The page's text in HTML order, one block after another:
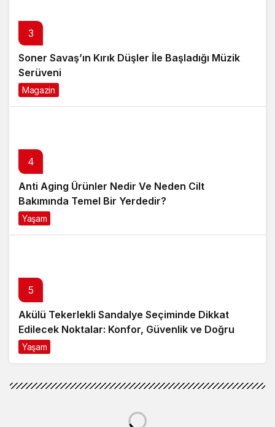
3
Soner Savaş’ın Kırık Düşler İle Başladığı Müzik
Serüveni
Magazin
4
Anti Aging Ürünler Nedir Ve Neden Cilt
Bakımında Temel Bir Yerdedir?
Yaşam
5
Akülü Tekerlekli Sandalye Seçiminde Dikkat
Edilecek Noktalar: Konfor, Güvenlik ve Doğru
Model Tercihi
Yaşam